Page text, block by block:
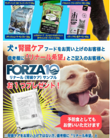
特殊製法のドッグフード
特殊製法のキャットフード
全年齢対応 フード for DOG
パピー用 フード for DOG